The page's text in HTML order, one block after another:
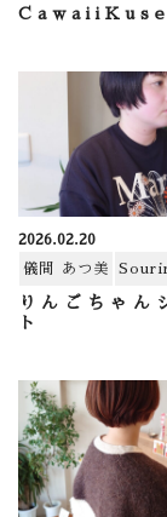
2026.02.20
儀間 あつ美
りんごちゃん
ト